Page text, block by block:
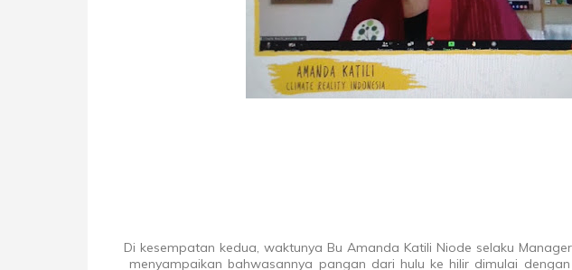
Di kesempatan kedua, waktunya Bu Amanda Katili Niode selaku
menyampaikan bahwasannya pangan dari hulu ke hilir dimulai